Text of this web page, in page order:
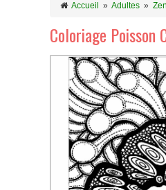
Accueil » Adultes »
Coloriage Poisson